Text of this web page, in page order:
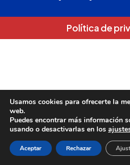
Política de
Usamos cookies para ofrecerte la
web.
Puedes encontrar más información
usando o desactivarlas en los
Aceptar Rechazar